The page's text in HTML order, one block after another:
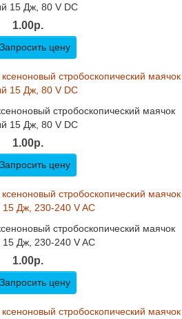
15 Дж, 80 V DC
1.00р.
Запросить цену
стробоскопический маячок
15 Дж, 80 V DC
1.00р.
Запросить цену
стробоскопический маячок
Дж, 230-240 V AC
1.00р.
Запросить цену